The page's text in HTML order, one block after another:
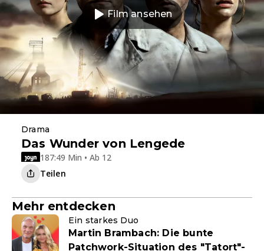
Film ansehen
Drama
Das Wunder von Lengede
187:49 Min • Ab 12
Teilen
Mehr entdecken
Ein starkes Duo
Martin Brambach: Die bunte
Patchwork-Situation des "Tatort"-